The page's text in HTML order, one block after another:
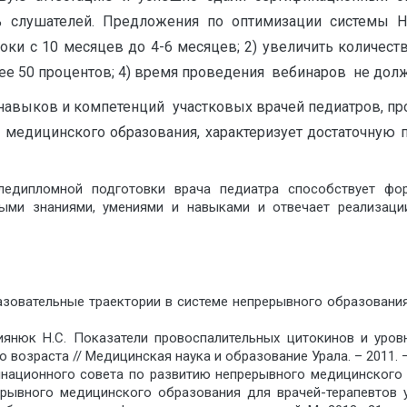
слушателей. Предложения по оптимизации
с 10 месяцев до 4-6 месяцев; 2) увеличить
50 процентов; 4) время проведения вебинаров не
и компетенций участковых врачей педиатров,
образования, характеризует
подготовки врача педиатра способствует
знаниями, умениями и навыками и отвечает
траектории в системе непрерывного
Н.С. Показатели провоспалительных цитокинов и
возраста // Медицинская наука и образование Урала. –
совета по развитию непрерывного
медицинского образования для врачей-терапевтов